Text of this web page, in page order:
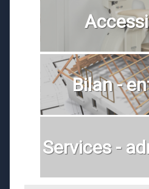
Bilan -
Services -